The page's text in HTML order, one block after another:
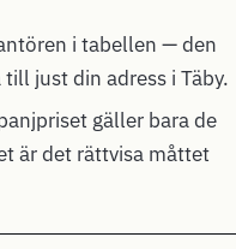
i tabellen — den
just din adress i Täby.
gäller bara de
är det rättvisa måttet